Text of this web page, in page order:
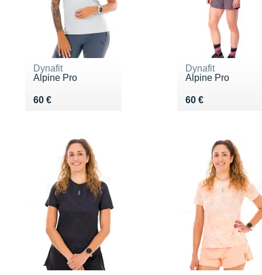
Dynafit
Alpine Pro
60 €
Vendu 60 €
Dynafit
Alpine Pro
60 €
Vendu 60 €